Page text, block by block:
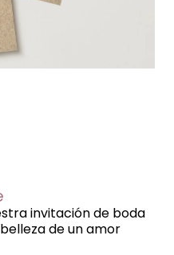
invitación de boda
de un amor